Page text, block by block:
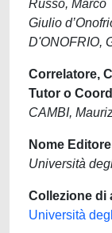
Russo, Marco
Giulio
D'ONOFRIO,
Correlatore,
Tutor o
CAMBI,
Nome Editore
Università
Collezione di
Università